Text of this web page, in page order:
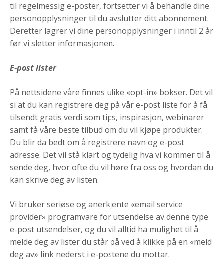
til regelmessig e-poster, fortsetter vi å behandle dine
personopplysninger til du avslutter ditt abonnement.
Deretter lagrer vi dine personopplysninger i inntil 2 år
før vi sletter informasjonen.
E-post lister
På nettsidene våre finnes ulike «opt-in» bokser. Det vil
si at du kan registrere deg på vår e-post liste for å få
tilsendt gratis verdi som tips, inspirasjon, webinarer
samt få våre beste tilbud om du vil kjøpe produkter.
Du blir da bedt om å registrere navn og e-post
adresse. Det vil stå klart og tydelig hva vi kommer til å
sende deg, hvor ofte du vil høre fra oss og hvordan du
kan skrive deg av listen.
Vi bruker seriøse og anerkjente «email service
provider» programvare for utsendelse av denne type
e-post utsendelser, og du vil alltid ha mulighet til å
melde deg av lister du står på ved å klikke på en «meld
deg av» link nederst i e-postene du mottar.